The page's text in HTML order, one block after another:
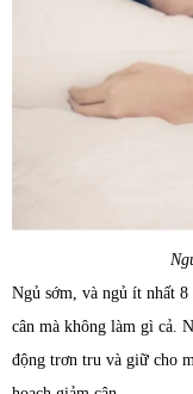
Ngủ sớm, và ngủ ít nhất
cân mà không làm gì cả.
động trơn tru và giữ cho